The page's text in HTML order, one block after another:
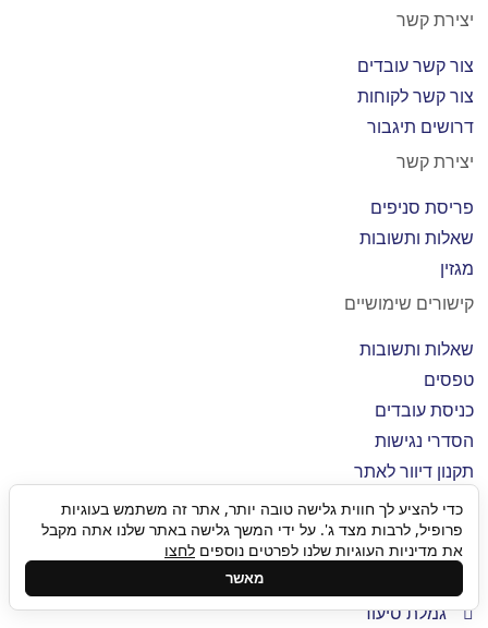
יצירת קשר
צור קשר עובדים
צור קשר לקוחות
דרושים תיגבור
יצירת קשר
פריסת סניפים
שאלות ותשובות
מגזין
קישורים שימושיים
שאלות ותשובות
טפסים
כניסת עובדים
הסדרי נגישות
תקנון דיוור לאתר
תנאי שימוש ומדיניות פרטיות
שירותי סיעוד
גמלת סיעוד
כדי להציע לך חווית גלישה טובה יותר, אתר זה משתמש בעוגיות
פרופיל, לרבות מצד ג'. על ידי המשך גלישה באתר שלנו אתה מקבל
את מדיניות העוגיות שלנו לפרטים נוספים לחצו
מאשר